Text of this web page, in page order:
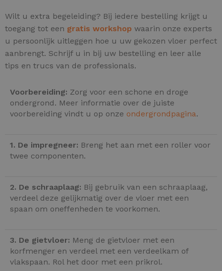
Wilt u extra begeleiding? Bij iedere bestelling krijgt u
toegang tot een gratis workshop waarin onze experts
u persoonlijk uitleggen hoe u uw gekozen vloer perfect
aanbrengt. Schrijf u in bij uw bestelling en leer alle
tips en trucs van de professionals.
Voorbereiding: Zorg voor een schone en droge
ondergrond. Meer informatie over de juiste
voorbereiding vindt u op onze ondergrondpagina.
1. De impregneer: Breng het aan met een roller voor
twee componenten.
2. De schraaplaag: Bij gebruik van een schraaplaag,
verdeel deze gelijkmatig over de vloer met een
spaan om oneffenheden te voorkomen.
3. De gietvloer: Meng de gietvloer met een
korfmenger en verdeel met een verdeelkam of
vlakspaan. Rol het door met een prikrol.